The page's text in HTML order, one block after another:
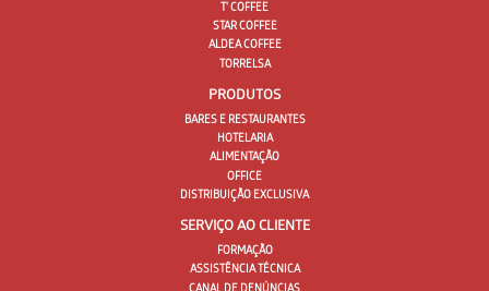
T' COFFEE
STAR COFFEE
ALDEA COFFEE
TORRELSA
PRODUTOS
BARES E RESTAURANTES
HOTELARIA
ALIMENTAÇÃO
OFFICE
DISTRIBUIÇÃO EXCLUSIVA
SERVIÇO AO CLIENTE
FORMAÇÃO
ASSISTÊNCIA TÉCNICA